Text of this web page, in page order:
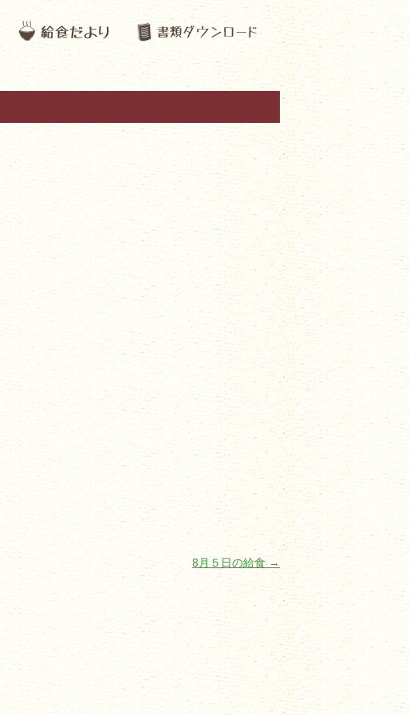
8月５日の給食→